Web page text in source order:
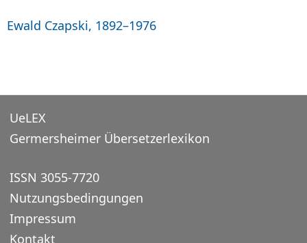
Ewald Czapski, 1892–1976
UeLEX
Germersheimer Übersetzerlexikon
ISSN 3055-7720
Nutzungsbedingungen
Impressum
Kontakt